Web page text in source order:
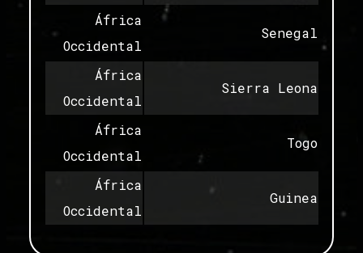
Senegal
África
Occidental
Sierra Leona
África
Occidental
Togo
África
Occidental
Guinea
África
Occidental